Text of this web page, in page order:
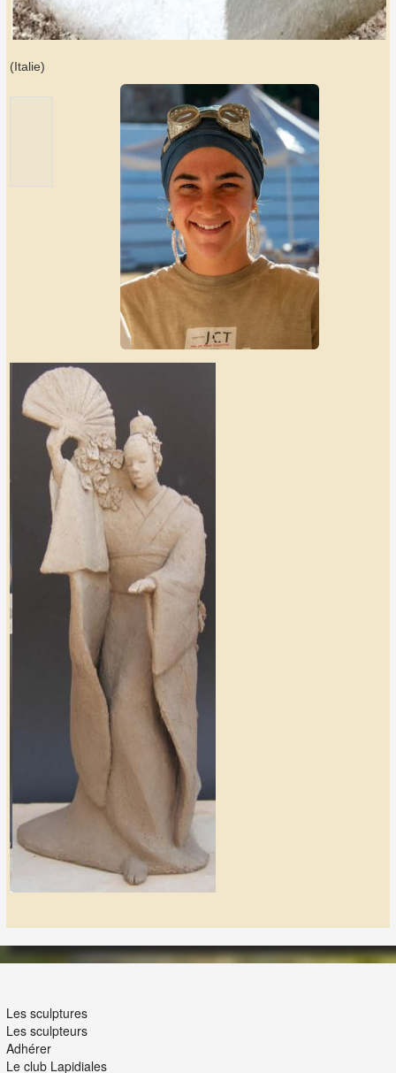
(Italie)
Les sculptures
Les sculpteurs
Adhérer
Le club Lapidiales